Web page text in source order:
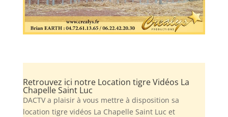
Retrouvez ici notre Location tigre Vidéos La
Chapelle Saint Luc
DACTV a plaisir à vous mettre à disposition sa
location tigre vidéos La Chapelle Saint Luc et